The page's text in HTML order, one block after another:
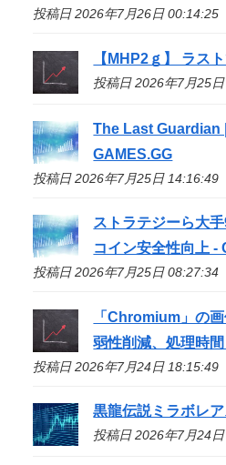
投稿日 2026年7月26日 00:14:25
【MHP2ｇ】 ラス
投稿日 2026年7月25日
The Last Guardian
GAMES.GG
投稿日 2026年7月25日 14:16:49
ストラテジーら大
コイン安全性向上
投稿日 2026年7月25日 08:27:34
「Chromium」の
弱性削減、処理時
投稿日 2026年7月24日 18:15:49
黒龍伝説ミラボレ
投稿日 2026年7月24日